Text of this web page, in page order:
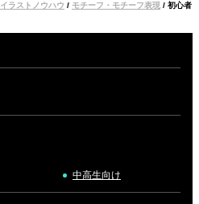
イラストノウハウ / モチーフ・モチーフ表現 / 初心者
中高生向け